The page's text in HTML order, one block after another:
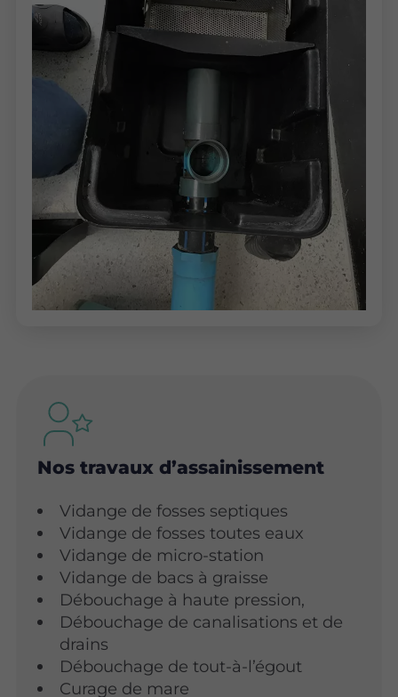
Nos travaux d’assainissement
Vidange de fosses septiques
Vidange de fosses toutes eaux
Vidange de micro-station
Vidange de bacs à graisse
Débouchage à haute pression,
Débouchage de canalisations et de
drains
Débouchage de tout-à-l’égout
Curage de mare